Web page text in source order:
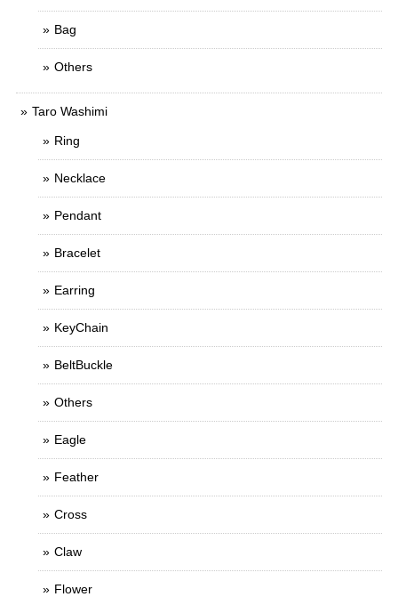
Bag
Others
Taro Washimi
Ring
Necklace
Pendant
Bracelet
Earring
KeyChain
BeltBuckle
Others
Eagle
Feather
Cross
Claw
Flower